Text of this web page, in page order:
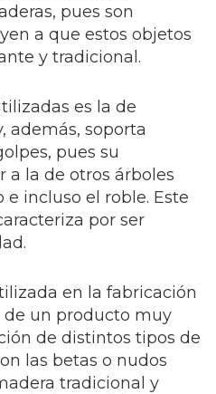
pues son
a que estos objetos
y tradicional.
es la de
además, soporta
pues su
a la de otros árboles
incluso el roble. Este
por ser
en la fabricación
de un producto muy
de distintos tipos de
las betas o nudos
tradicional y